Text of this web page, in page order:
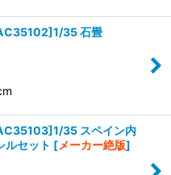
35 石畳
35 スペイン内
ルセット [メーカー絶版]